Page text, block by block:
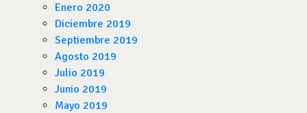
Enero 2020
Diciembre 2019
Septiembre 2019
Agosto 2019
Julio 2019
Junio 2019
Mayo 2019